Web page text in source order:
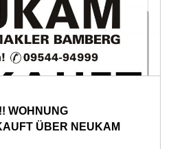
WOHNUNG
ÜBER NEUKAM